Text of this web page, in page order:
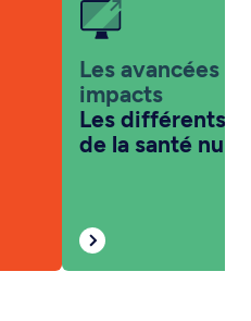
Les avancées
impacts
Les différents
de la santé